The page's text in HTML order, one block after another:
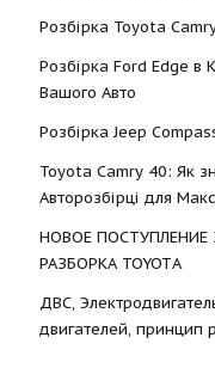
Розбірка Toyota
Розбірка Ford Edge в
Вашого Авто
Розбірка Jeep
Toyota Camry 40: Як
Авторозбірці для
НОВОЕ ПОСТУПЛЕНИЕ
РАЗБОРКА TOYOTА
ДВС,
двигателей, принцип